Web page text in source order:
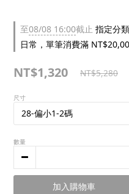
至08/08 16:00截止 指定分
日常，單筆消費滿
NT$1,320 NT$5,280
尺寸
數量
加入購物車